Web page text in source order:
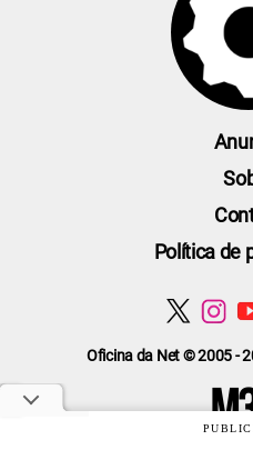
Oficina da Net © 2005 -
Política de